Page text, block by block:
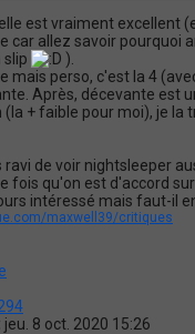
est vraiment excellent
car allez savoir pourquoi
slip
).
mais perso, c'est la 4
Après, décevante est
+ faible pour moi), je la
ravi de voir nightsleeper
fois qu'on est d'accord
intéressé mais faut-il
maxwell39/critiques
jeu. 8 oct. 2020 15:26